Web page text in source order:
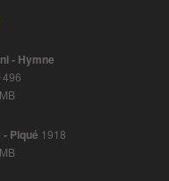
- Hymne
Piqué 1918